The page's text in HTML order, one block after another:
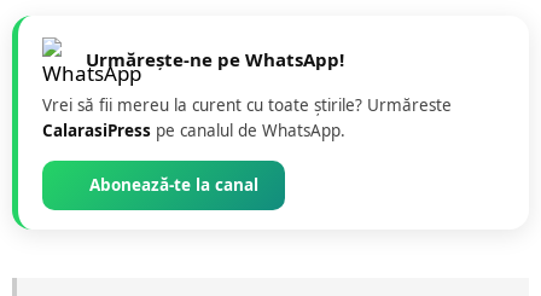
Urmărește-ne pe WhatsApp!
Vrei să fii mereu la curent cu toate știrile? Urmăreste
CalarasiPress pe canalul de WhatsApp.
Abonează-te la canal